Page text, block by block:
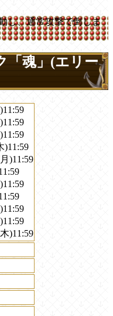
し、通常攻撃で倒しま
「魂」(エリー
)11:59
)11:59
)11:59